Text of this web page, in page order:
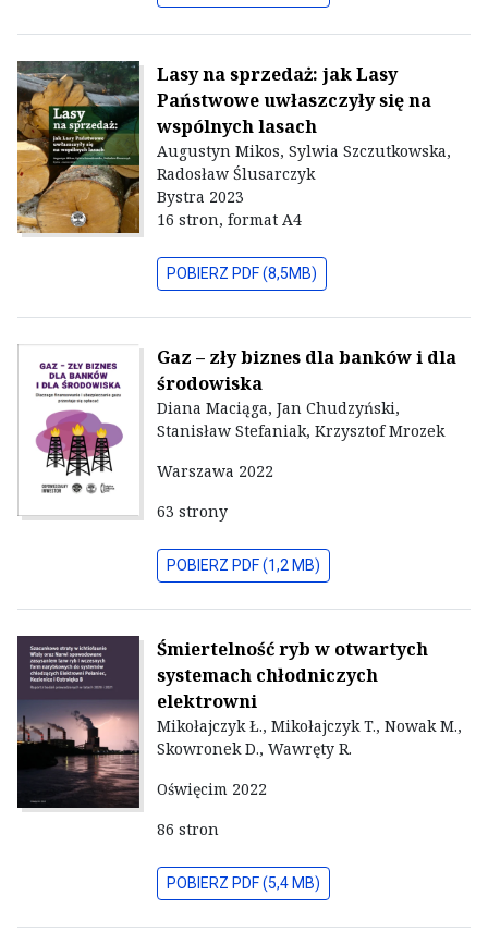
Lasy na sprzedaż: jak Lasy
Państwowe uwłaszczyły się na
wspólnych lasach
Augustyn Mikos, Sylwia Szczutkowska,
Radosław Ślusarczyk
Bystra 2023
16 stron, format A4
POBIERZ PDF (8,5MB)
Gaz – zły biznes dla banków i dla
środowiska
Diana Maciąga, Jan Chudzyński,
Stanisław Stefaniak, Krzysztof Mrozek
Warszawa 2022
63 strony
POBIERZ PDF (1,2 MB)
Śmiertelność ryb w otwartych
systemach chłodniczych
elektrowni
Mikołajczyk Ł., Mikołajczyk T., Nowak M.,
Skowronek D., Wawręty R.
Oświęcim 2022
86 stron
POBIERZ PDF (5,4 MB)